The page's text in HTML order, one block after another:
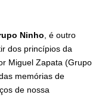
Ninho, é outro
dos princípios da
Miguel Zapata (Grupo
memórias de
de nossa